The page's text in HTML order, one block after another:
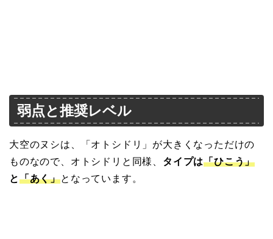
弱点と推奨レベル
大空のヌシは、「オトシドリ」が大きくなっただけの
ものなので、オトシドリと同様、 タイプは「ひこう」
と「あく」となっています。